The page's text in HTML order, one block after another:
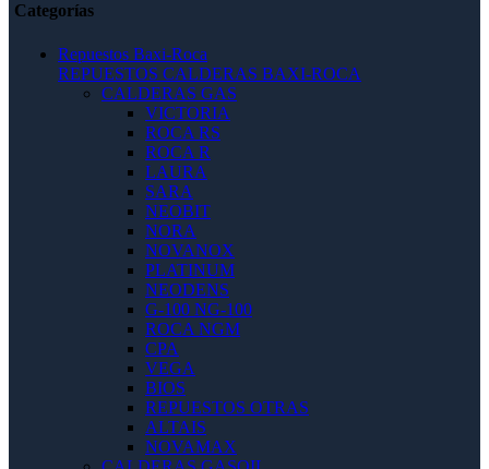
Categorías
Repuestos Baxi-Roca
REPUESTOS CALDERAS BAXI-ROCA
CALDERAS GAS
VICTORIA
ROCA RS
ROCA R
LAURA
SARA
NEOBIT
NORA
NOVANOX
PLATINUM
NEODENS
G-100 NG-100
ROCA NGM
CPA
VEGA
BIOS
REPUESTOS OTRAS
ALTAIS
NOVAMAX